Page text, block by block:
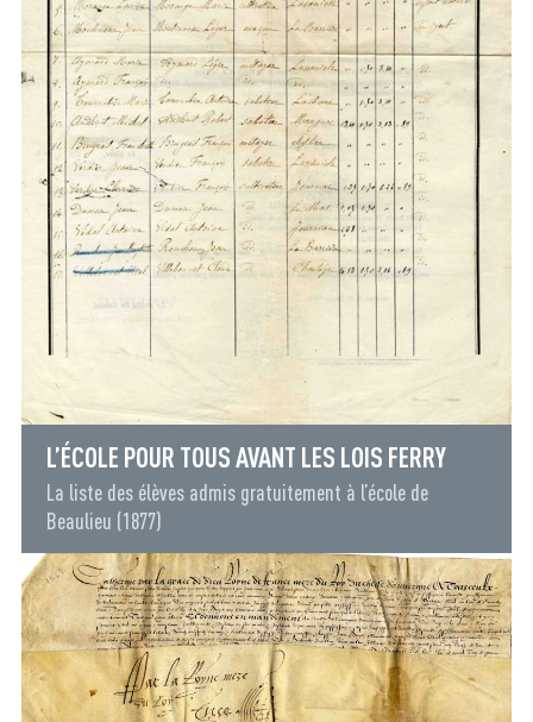
L’ÉCOLE POUR TOUS AVANT LES LOIS FERRY
La liste des élèves admis gratuitement à l’école de
Beaulieu (1877)